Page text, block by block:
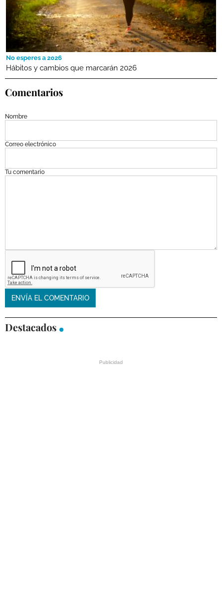
No esperes a 2026
Hábitos y cambios que marcarán 2026
Comentarios
Nombre
Correo electrónico
Tu comentario
Destacados